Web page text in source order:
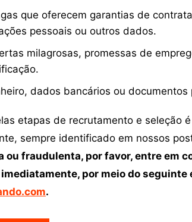
que oferecem garantias de
pessoais ou outros dados.
milagrosas, promessas de
dados bancários ou documentos
etapas de recrutamento e seleção
sempre identificado em nossos
ou fraudulenta, por favor, entre em
por meio do seguinte
.